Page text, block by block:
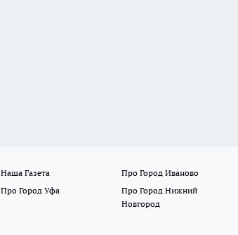
Наша Газета
Про Город Иваново
Про Город Уфа
Про Город Нижний
Новгород